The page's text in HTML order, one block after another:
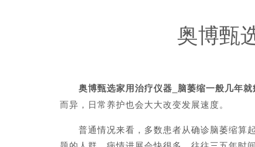
奥博甄
奥博甄选家用治疗仪器_脑萎缩一般几年就
而异，日常养护也会大大改变发展速度。
普通情况来看，多数患者从确诊脑萎缩算起